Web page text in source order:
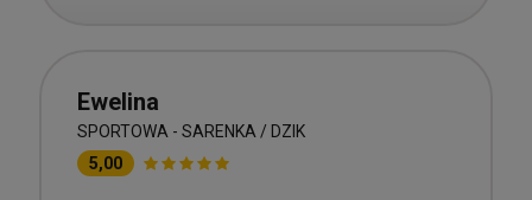
Ewelina
SPORTOWA - SARENKA / DZIK
5,00